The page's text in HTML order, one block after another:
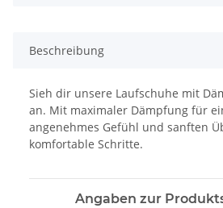
Beschreibung
Sieh dir unsere Laufschuhe mit
an. Mit maximaler Dämpfung für
angenehmes Gefühl und sanften
komfortable Schritte.
Angaben zur